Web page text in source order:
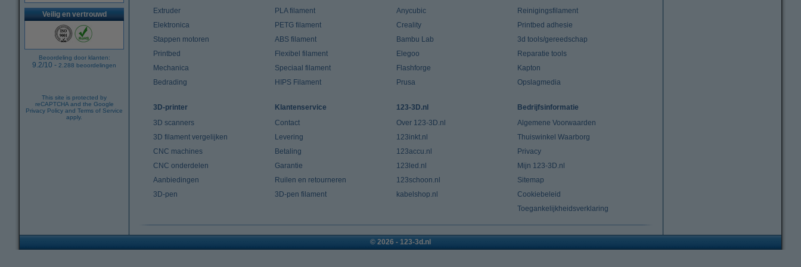
Veilig en vertrouwd
Beoordeling door klanten:
9.2/10 - 2.288 beoordelingen
This site is protected by
reCAPTCHA and the Google
Privacy Policy and Terms of Service
apply.
Extruder
Elektronica
Stappen motoren
Printbed
Mechanica
Bedrading
PLA filament
PETG filament
ABS filament
Flexibel filament
Speciaal filament
HIPS Filament
Anycubic
Creality
Bambu Lab
Elegoo
Flashforge
Prusa
Reinigingsfilament
Printbed adhesie
3d tools/gereedschap
Reparatie tools
Kapton
Opslagmedia
3D-printer
3D scanners
3D filament vergelijken
CNC machines
CNC onderdelen
Aanbiedingen
3D-pen
Klantenservice
Contact
Levering
Betaling
Garantie
Ruilen en retourneren
3D-pen filament
123-3D.nl
Over 123-3D.nl
123inkt.nl
123accu.nl
123led.nl
123schoon.nl
kabelshop.nl
Bedrijfsinformatie
Algemene Voorwaarden
Thuiswinkel Waarborg
Privacy
Mijn 123-3D.nl
Sitemap
Cookiebeleid
Toegankelijkheidsverklaring
© 2026 - 123-3d.nl